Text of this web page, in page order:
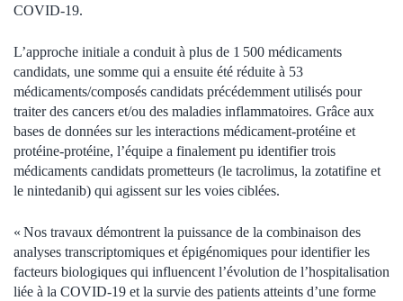
COVID-19.
L’approche initiale a conduit à plus de 1 500 médicaments
candidats, une somme qui a ensuite été réduite à 53
médicaments/composés candidats précédemment utilisés pour
traiter des cancers et/ou des maladies inflammatoires. Grâce aux
bases de données sur les interactions médicament-protéine et
protéine-protéine, l’équipe a finalement pu identifier trois
médicaments candidats prometteurs (le tacrolimus, la zotatifine et
le nintedanib) qui agissent sur les voies ciblées.
« Nos travaux démontrent la puissance de la combinaison des
analyses transcriptomiques et épigénomiques pour identifier les
facteurs biologiques qui influencent l’évolution de l’hospitalisation
liée à la COVID-19 et la survie des patients atteints d’une forme